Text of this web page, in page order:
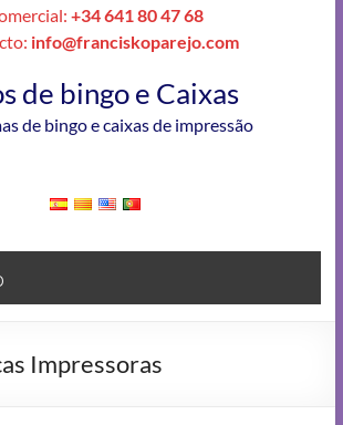
+34 641 80 47 68
info@franciskoparejo.com
de bingo e Caixas
de bingo e caixas de impressão
Impressoras